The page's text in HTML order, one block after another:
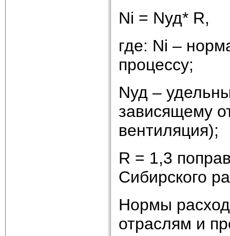
Ni = Nуд* R,
где: Ni –
процессу;
Nуд –
зависящему
вентиляция);
R = 1,3
Сибирского
Нормы
отраслям и